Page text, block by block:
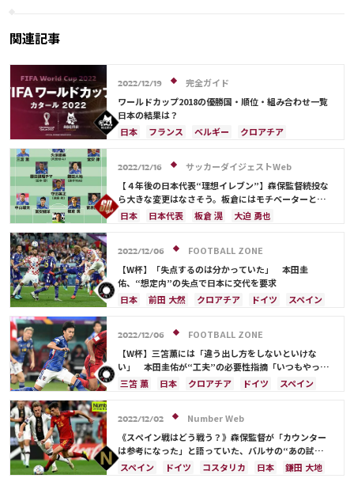
関連記事
2022/12/19
完全ガイド
ワールドカップ2018の優勝国・順位・組み合わせ一覧
日本の結果は？
日本
フランス ベルギー
クロアチア
アルゼンチン
ドイツ
ウルグアイ
オーストラリア
サウジアラビア
デンマーク
スペイン
メキシコ スイス
ポルトガル
イラン
セルビア モロッコ 韓国
サディオ・マネ
ケビン・デ・ブライネ
アントワーヌ・グリーズマン
ハリー・ケイン
オランダ
プレーオフ
アメリカ
ルカ・モドリッチ
リオネル・メッシ
2022/12/16
サッカーダイジェストWeb
【４年後の日本代表“理想イレブン”】森保監督続投な
ら大きな変更はなさそう。板倉にはモチベーターとし
ての役割を期待したい
日本 日本代表 板倉 滉
大迫 勇也
スペイン
川島 永嗣 吉田 麻也
浅野 拓磨
久保 建英
カタール ポルトガル
コスタリカ
中山 雄太
C・ロナウド
鎌田 大地
サディオ・マネ
前田 大然 町野 修斗
2022/12/06
FOOTBALL ZONE
【W杯】「失点するのは分かっていた」 本田圭
佑、“想定内”の失点で日本に交代を要求
日本
前田 大然 クロアチア ドイツ
スペイン
鎌田 大地
サディオ・マネ 堂安 律
2022/12/06
FOOTBALL ZONE
【W杯】三笘薫には「違う出し方をしないといけな
い」 本田圭佑が“工夫”の必要性指摘「いつもやった
ら出せるんですけど…」
三笘 薫 日本 クロアチア ドイツ
スペイン
浅野 拓磨
サディオ・マネ 前田 大然
2022/12/02
Number Web
《スペイン戦はどう戦う？》森保監督が「カウンター
は参考になった」と語っていた、バルサの“あの試
合”とは？
スペイン ドイツ コスタリカ 日本
鎌田 大地